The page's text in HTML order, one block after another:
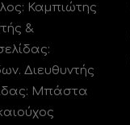
Καμπιώτης
&
Διευθυντής
Μπάστα